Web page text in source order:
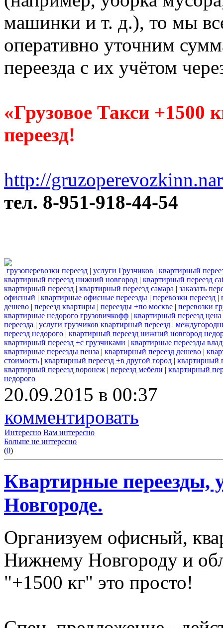
машинки и т. д.), то мы
оперативно уточним
переезда с их учётом
«Грузовое Такси +1500
переезд!
http://
тел. 8-951-918-44-54
грузоперевозки переезд | услуги Грузчиков | квартирный
квартирный переезд нижний новгород | квартирный переезд
квартирный переезд | квартирный переезд самара | заказать
офисный | квартирные офисные переезды | перевозки переезд |
дешево | переезд квартиры | переезды +по москве | перевозки
квартирные недорого грузовичкофф | квартирный переезд цена
переезда | услуги грузчиков квартирный переезд |
переезд недорого | квартирный переезд нижний новгород
квартирный переезд +с грузчиками | квартирные переезды
квартирные переезды пенза | квартирный переезд дешево |
стоимость | квартирный переезд +в другой город | квартирный
квартирный переезд воронеж | переезд мебели | квартирный
недорого
20.09.2015 в 00:37
комментировать
Интересно Вам интересно
Больше не интересно
(0)
Квартирные переезды,
Новгороде.
Организуем офисный,
Нижнему Новгороду и
"+1500 кг" это просто!